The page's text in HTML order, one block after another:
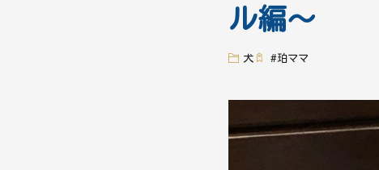
ル編～
犬 #珀ママ